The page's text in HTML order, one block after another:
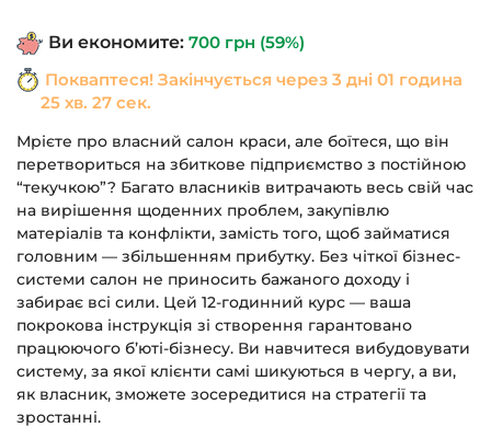
Ви економите: 700 грн (59%)
Покваптеся! Закінчується через 3 дні 01 година
25 хв. 27 сек.
Мрієте про власний салон краси, але боїтеся, що він
перетвориться на збиткове підприємство з постійною
“текучкою”? Багато власників витрачають весь свій час
на вирішення щоденних проблем, закупівлю
матеріалів та конфлікти, замість того, щоб займатися
головним — збільшенням прибутку. Без чіткої бізнес-
системи салон не приносить бажаного доходу і
забирає всі сили. Цей 12-годинний курс — ваша
покрокова інструкція зі створення гарантовано
працюючого б’юті-бізнесу. Ви навчитеся вибудовувати
систему, за якої клієнти самі шикуються в чергу, а ви,
як власник, зможете зосередитися на стратегії та
зростанні.